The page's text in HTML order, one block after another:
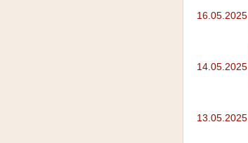
16.05.2025
14.05.2025
13.05.2025